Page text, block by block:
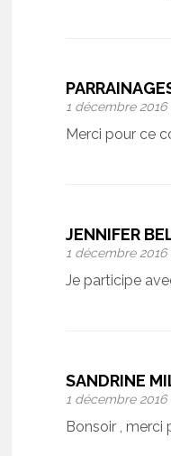
1 décembre 2016
Merci pour ce
JENNIFER
1 décembre
Je participe
SANDRINE
1 décembre 2016
Bonsoir , merci